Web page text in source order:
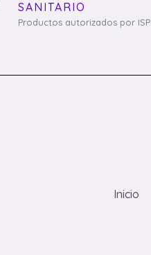
SANITARIO
Productos autorizados por ISP
Inicio